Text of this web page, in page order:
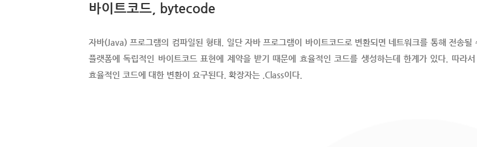
바이트코드, bytecode
자바(Java) 프로그램의 컴파일된 형태. 일단 자바 프로그램이 바이트코드로 변환되면 네트워크를 통해 전송
플랫폼에 독립적인 바이트코드 표현에 제약을 받기 때문에 효율적인 코드를 생성하는데 한계가 있다. 따라
효율적인 코드에 대한 변환이 요구된다. 확장자는 .Class이다.